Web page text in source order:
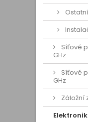
Síťové
GHz
Síťové
GHz
Záložní